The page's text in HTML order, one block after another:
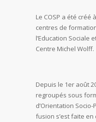
Le COSP a été
centres de
l’Education Sociale
Centre Michel Wolff.
Depuis le 1er août
regroupés sous
d’Orientation
fusion s’est faite